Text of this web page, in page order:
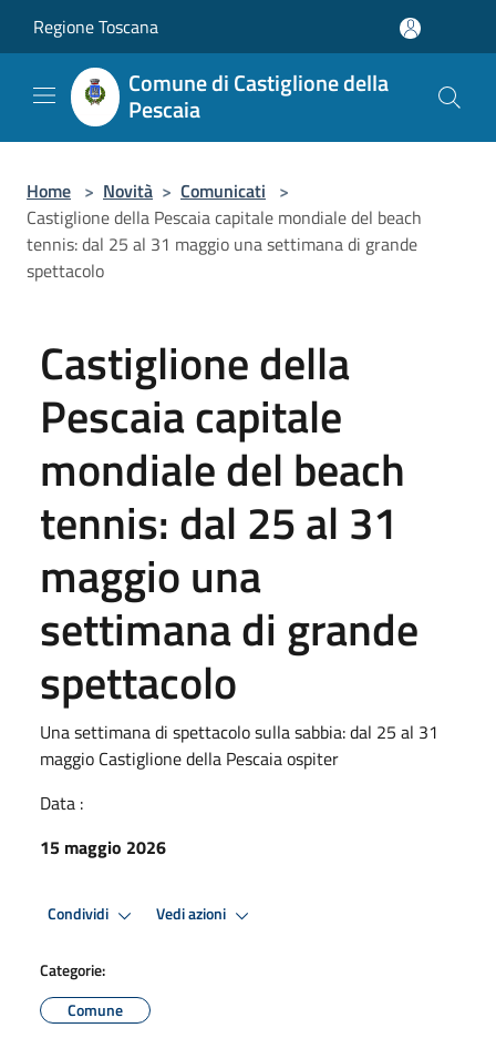
Regione Toscana
Comune di Castiglione della
Pescaia
Home > Novità > Comunicati >
Castiglione della Pescaia capitale mondiale del beach
tennis: dal 25 al 31 maggio una settimana di grande
spettacolo
Castiglione della
Pescaia capitale
mondiale del beach
tennis: dal 25 al 31
maggio una
settimana di grande
spettacolo
Una settimana di spettacolo sulla sabbia: dal 25 al 31
maggio Castiglione della Pescaia ospiter
Data :
15 maggio 2026
Condividi Vedi azioni
Categorie:
Comune